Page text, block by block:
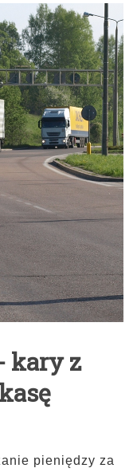
kary z
pieniędzy za